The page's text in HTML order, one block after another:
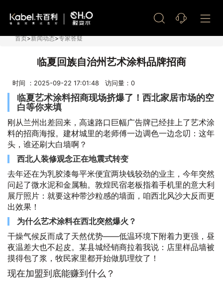
首页>新闻动态>专家答疑
临夏回族自治州艺术涂料品牌招商
时间 ：2025-09-22 17:01:48 访问量： 0
临夏艺术涂料招商现场挤爆了！西北家居市场的空
白等你来填
刚从兰州出差回来，高速路口巨幅广告牌已经挂上了艺术涂
料的招商海报。建材城里的老师傅一边调色一边念叨：这年
头，谁还刷大白墙啊？
西北人装修观念正在地震式转变
去年还在为乳胶漆每平米便宜两块钱较劲的业主，今年突然
问起了微水泥和金属釉。敦煌民宿老板指着手机里的意大利
展厅照片：就要这种带沙粒感的墙面，咱西北风沙大反而更
出效果！
为什么艺术涂料在西北突然爆火？
干燥气候反而成了天然优势——低温环境下附着力更强，昼
夜温差大也不起皮。某县城经销商拉着我说：店里样品墙被
摸得包了浆，牧民家里都开始做肌理纹了！
现在加盟到底能赚到什么？